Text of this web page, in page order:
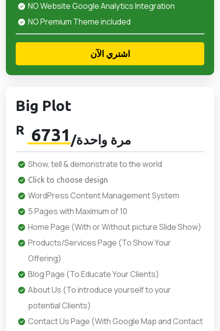
NO Website Google Analytics Integration
NO Premium Theme included
اشتري الآن
Big Plot
R 6731 /مرة واحدة
Show, tell & demonstrate to the world
Click to choose design
WordPress Content Management System
5 Pages with Maximum of 10
Home Page (With or Without picture Slide Show)
Products/Services Page (To Show Your
Offering)
Blog Page (To Educate Your Clients)
About Us (To introduce yourself to your
potential Clients)
Contact Us Page (With Google Map and Contact